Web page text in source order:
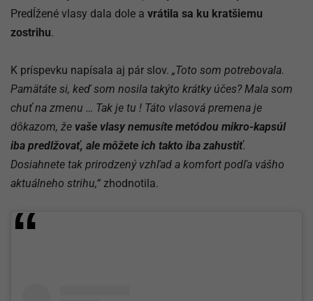
Predĺžené vlasy dala dole a vrátila sa ku kratšiemu
zostrihu.
K príspevku napísala aj pár slov. „Toto som potrebovala.
Pamätáte si, keď som nosila takýto krátky účes? Mala som
chuť na zmenu … Tak je tu ! Táto vlasová premena je
dôkazom, že vaše vlasy nemusíte metódou mikro-kapsúl
iba predlžovať, ale môžete ich takto iba zahustiť.
Dosiahnete tak prirodzený vzhľad a komfort podľa vášho
aktuálneho strihu,“ zhodnotila.